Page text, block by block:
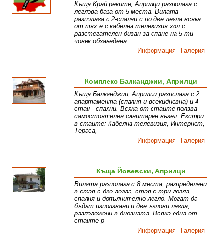
Къща Край реките, Априлци разполага с
леглова база от 5 места. Вилата
разполага с 2-спални с по две легла всяка
от тях е с кабелна телевизия хол с
разстегателен диван за спане на 5-ти
човек обзаведена
Информация
Галерия
Комплекс Балканджии, Априлци
Къща Балканджии, Априлци разполага с 2
апартамента (спалня и всекидневна) и 4
стаи - спални. Всяка от стаите ползва
самостоятелен санитарен възел. Екстри
в стаите: Кабелна телевизия, Интернет,
Тераса,
Информация
Галерия
Къща Йовевски, Априлци
Вилата разполага с 8 места, разпределени
в стая с две легла, стая с три легла,
спалня и допълнително легло. Могат да
бъдат използвани и две ъглови легла,
разположени в дневната. Всяка една от
стаите р
Информация
Галерия